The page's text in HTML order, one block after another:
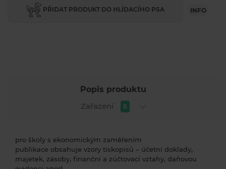
PŘIDAT PRODUKT DO HLÍDACÍHO PSA INFO
Popis produktu
Zařazení
5
pro školy s ekonomickým zaměřením
publikace obsahuje vzory tiskopisů – účetní doklady,
majetek, zásoby, finanční a zúčtovací vztahy, daňovou